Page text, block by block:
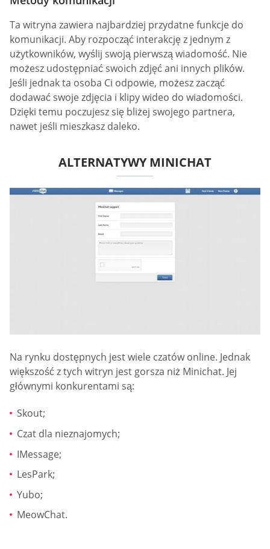
Ta witryna zawiera najbardziej przydatne funkcje do
komunikacji. Aby rozpocząć interakcję z jednym z
użytkowników, wyślij swoją pierwszą wiadomość. Nie
możesz udostępniać swoich zdjęć ani innych plików.
Jeśli jednak ta osoba Ci odpowie, możesz zacząć
dodawać swoje zdjęcia i klipy wideo do wiadomości.
Dzięki temu poczujesz się bliżej swojego partnera,
nawet jeśli mieszkasz daleko.
ALTERNATYWY MINICHAT
Na rynku dostępnych jest wiele czatów online. Jednak
większość z tych witryn jest gorsza niż Minichat. Jej
głównymi konkurentami są:
Skout;
Czat dla nieznajomych;
IMessage;
LesPark;
Yubo;
MeowChat.